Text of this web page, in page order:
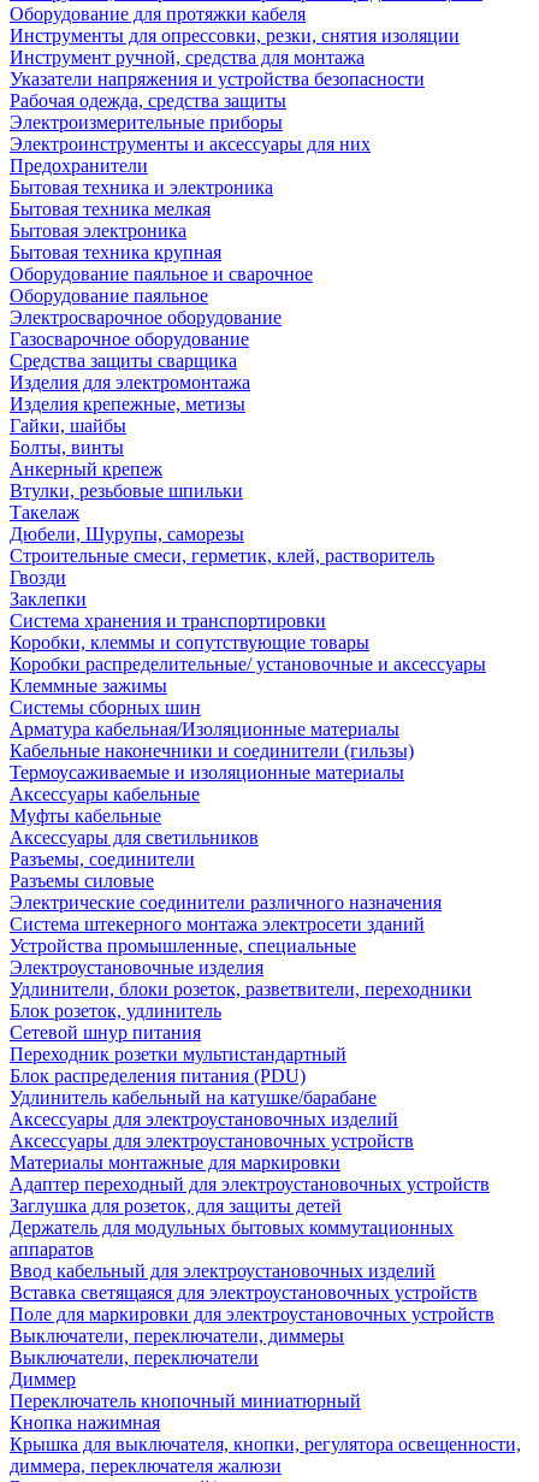
Оборудование для протяжки кабеля
Инструменты для опрессовки, резки, снятия изоляции
Инструмент ручной, средства для монтажа
Указатели напряжения и устройства безопасности
Рабочая одежда, средства защиты
Электроизмерительные приборы
Электроинструменты и аксессуары для них
Предохранители
Бытовая техника и электроника
Бытовая техника мелкая
Бытовая электроника
Бытовая техника крупная
Оборудование паяльное и сварочное
Оборудование паяльное
Электросварочное оборудование
Газосварочное оборудование
Средства защиты сварщика
Изделия для электромонтажа
Изделия крепежные, метизы
Гайки, шайбы
Болты, винты
Анкерный крепеж
Втулки, резьбовые шпильки
Такелаж
Дюбели, Шурупы, саморезы
Строительные смеси, герметик, клей, растворитель
Гвозди
Заклепки
Система хранения и транспортировки
Коробки, клеммы и сопутствующие товары
Коробки распределительные/ установочные и аксессуары
Клеммные зажимы
Системы сборных шин
Арматура кабельная/Изоляционные материалы
Кабельные наконечники и соединители (гильзы)
Термоусаживаемые и изоляционные материалы
Аксессуары кабельные
Муфты кабельные
Аксессуары для светильников
Разъемы, соединители
Разъемы силовые
Электрические соединители различного назначения
Система штекерного монтажа электросети зданий
Устройства промышленные, специальные
Электроустановочные изделия
Удлинители, блоки розеток, разветвители, переходники
Блок розеток, удлинитель
Сетевой шнур питания
Переходник розетки мультистандартный
Блок распределения питания (PDU)
Удлинитель кабельный на катушке/барабане
Аксессуары для электроустановочных изделий
Аксессуары для электроустановочных устройств
Материалы монтажные для маркировки
Адаптер переходный для электроустановочных устройств
Заглушка для розеток, для защиты детей
Держатель для модульных бытовых коммутационных
аппаратов
Ввод кабельный для электроустановочных изделий
Вставка светящаяся для электроустановочных устройств
Поле для маркировки для электроустановочных устройств
Выключатели, переключатели, диммеры
Выключатели, переключатели
Диммер
Переключатель кнопочный миниатюрный
Кнопка нажимная
Крышка для выключателя, кнопки, регулятора освещенности,
диммера, переключателя жалюзи